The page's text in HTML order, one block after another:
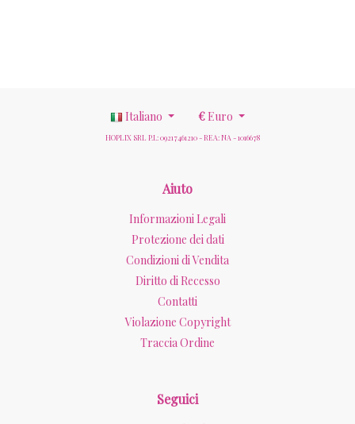
Italiano €Euro
HOPLIX SRL P.I.: 09217461210 - REA: NA - 1016678
Aiuto
Informazioni Legali
Protezione dei dati
Condizioni di Vendita
Diritto di Recesso
Contatti
Violazione Copyright
Traccia Ordine
Seguici